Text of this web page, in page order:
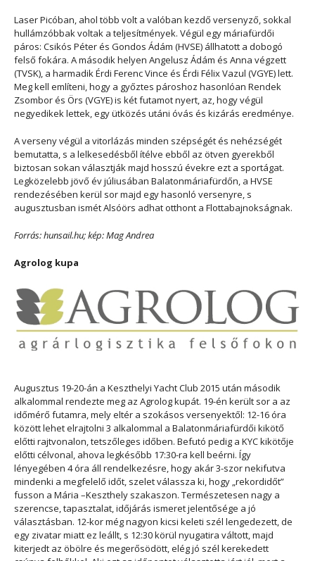
Laser Picóban, ahol több volt a valóban kezdő versenyző, sokkal
hullámzóbbak voltak a teljesítmények. Végül egy máriafürdői
páros: Csikós Péter és Gondos Ádám (HVSE) állhatott a dobogó
felső fokára. A második helyen Angelusz Ádám és Anna végzett
(TVSK), a harmadik Érdi Ferenc Vince és Érdi Félix Vazul (VGYE) lett.
Meg kell említeni, hogy a győztes pároshoz hasonlóan Rendek
Zsombor és Örs (VGYE) is két futamot nyert, az, hogy végül
negyedikek lettek, egy ütközés utáni óvás és kizárás eredménye.
A verseny végül a vitorlázás minden szépségét és nehézségét
bemutatta, s a lelkesedésből ítélve ebből az ötven gyerekből
biztosan sokan választják majd hosszú évekre ezt a sportágat.
Legközelebb jövő év júliusában Balatonmáriafürdőn, a HVSE
rendezésében kerül sor majd egy hasonló versenyre, s
augusztusban ismét Alsóörs adhat otthont a Flottabajnokságnak.
Forrás: hunsail.hu; kép: Mag Andrea
Agrolog kupa
Augusztus 19-20-án a Keszthelyi Yacht Club 2015 után második
alkalommal rendezte meg az Agrolog kupát. 19-én került sor a az
időmérő futamra, mely eltér a szokásos versenyektől: 12-16 óra
között lehet elrajtolni 3 alkalommal a Balatonmáriafürdői kikötő
előtti rajtvonalon, tetszőleges időben. Befutó pedig a KYC kikötője
előtti célvonal, ahova legkésőbb 17:30-ra kell beérni. Így
lényegében 4 óra áll rendelkezésre, hogy akár 3-szor nekifutva
mindenki a megfelelő időt, szelet válassza ki, hogy „rekordidőt”
fusson a Mária –Keszthely szakaszon. Természetesen nagy a
szerencse, tapasztalat, időjárás ismeret jelentősége a jó
választásban. 12-kor még nagyon kicsi keleti szél lengedezett, de
egy zivatar miatt ez leállt, s 12:30 körül nyugatira váltott, majd
kiterjedt az öbölre és megerősödött, elég jó szél kerekedett